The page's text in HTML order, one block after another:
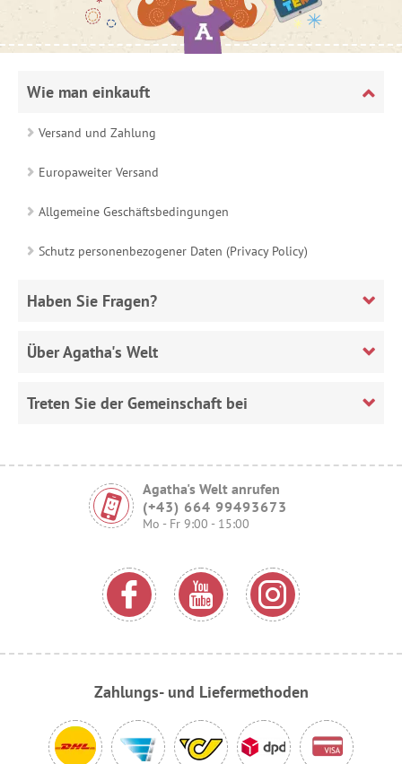
Wie man einkauft
Versand und Zahlung
Europaweiter Versand
Allgemeine Geschäftsbedingungen
Schutz personenbezogener Daten (Privacy Policy)
Haben Sie Fragen?
Über Agatha's Welt
Treten Sie der Gemeinschaft bei
Agatha's Welt anrufen
(+43) 664 99493673
Mo - Fr 9:00 - 15:00
Zahlungs- und Liefermethoden